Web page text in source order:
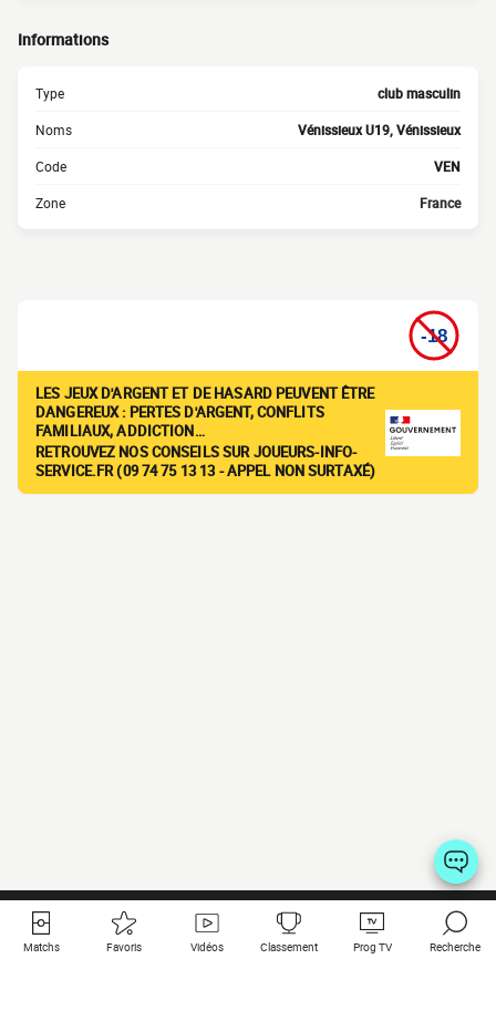
Informations
Type club masculin
Noms Vénissieux U19, Vénissieux
Code VEN
Zone France
LES JEUX D'ARGENT ET DE HASARD PEUVENT ÊTRE
DANGEREUX : PERTES D'ARGENT, CONFLITS
FAMILIAUX, ADDICTION…
RETROUVEZ NOS CONSEILS SUR JOUEURS-INFO-
SERVICE.FR (09 74 75 13 13 - APPEL NON SURTAXÉ)
Matchs Favoris Vidéos Classement Prog TV Recherche